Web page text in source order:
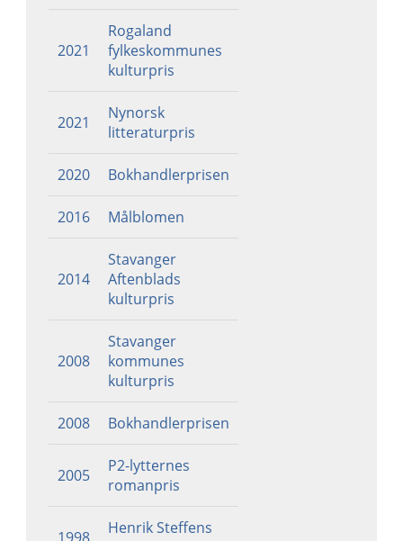
2021
Rogaland
fylkeskommunes
kulturpris
2021
Nynorsk
litteraturpris
2020 Bokhandlerprisen
2016 Målblomen
2014
Stavanger
Aftenblads
kulturpris
2008
Stavanger
kommunes
kulturpris
2008 Bokhandlerprisen
2005
P2-lytternes
romanpris
Henrik Steffens